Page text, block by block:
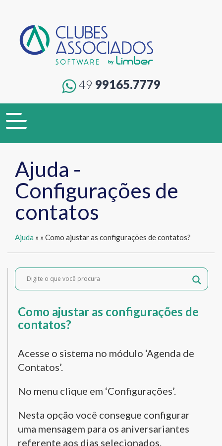
49 99165.7779
Toggle
navigation
Ajuda -
Configurações de
contatos
Ajuda » » Como ajustar as configurações de contatos?
Como ajustar as configurações de
contatos?
Acesse o sistema no módulo ‘Agenda de
Contatos’.
No menu clique em ‘Configurações’.
Nesta opção você consegue configurar
uma mensagem para os aniversariantes
referente aos dias selecionados.